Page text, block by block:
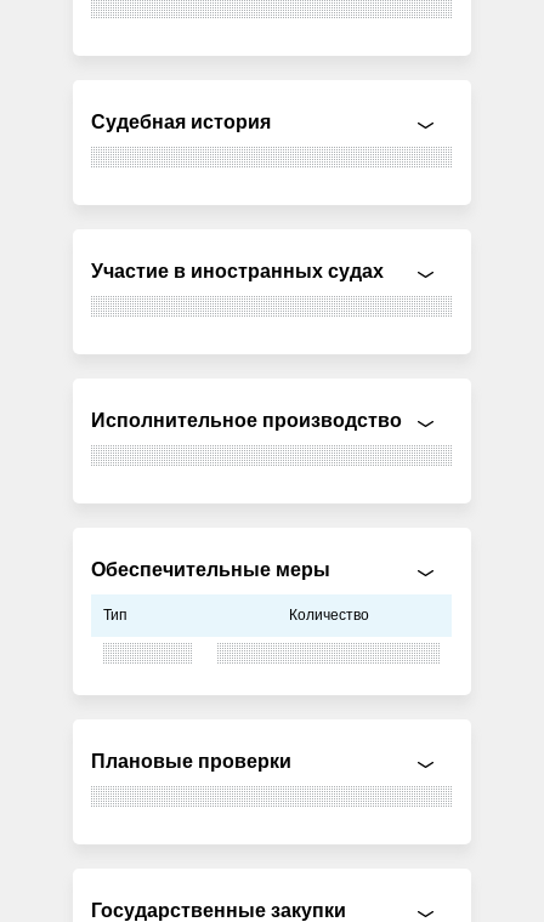
Судебная история
Участие в иностранных судах
Исполнительное производство
Обеспечительные меры
Тип Количество
Плановые проверки
Государственные закупки